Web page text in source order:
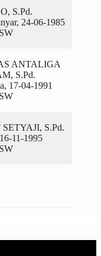
S.Pd.
24-06-1985
ANTALIGA
S.Pd.
17-04-1991
S.Pd.
11-1995